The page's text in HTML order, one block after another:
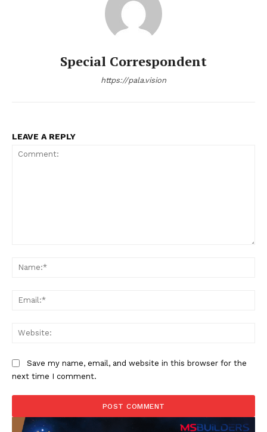
Special Correspondent
https://pala.vision
LEAVE A REPLY
Save my name, email, and website in this browser for the
next time I comment.